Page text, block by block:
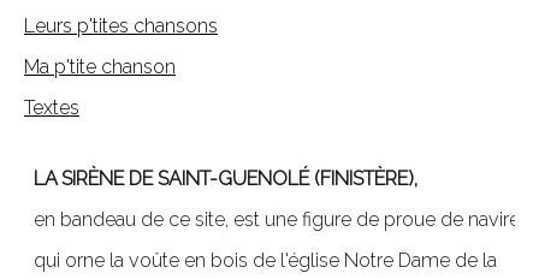
Leurs p'tites chansons
Ma p'tite chanson
Textes
LA SIRÈNE DE SAINT-GUENOLÉ (FINISTÈRE),
en bandeau de ce site, est une figure de proue de navire,
qui orne la voûte en bois de l'église Notre Dame de la